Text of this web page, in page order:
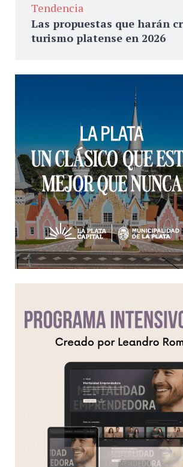
Tendencia
Las propuestas que harán
turismo platense en 2026